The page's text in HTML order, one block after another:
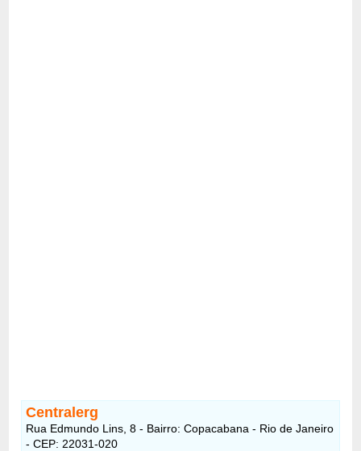
Centralerg
Rua Edmundo Lins, 8 - Bairro: Copacabana - Rio de Janeiro
- CEP: 22031-020